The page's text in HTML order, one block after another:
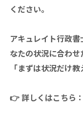
ください。
アキュレイト行政
なたの状況に合わせ
「まずは状況だけ教
👉 詳しくはこちら：